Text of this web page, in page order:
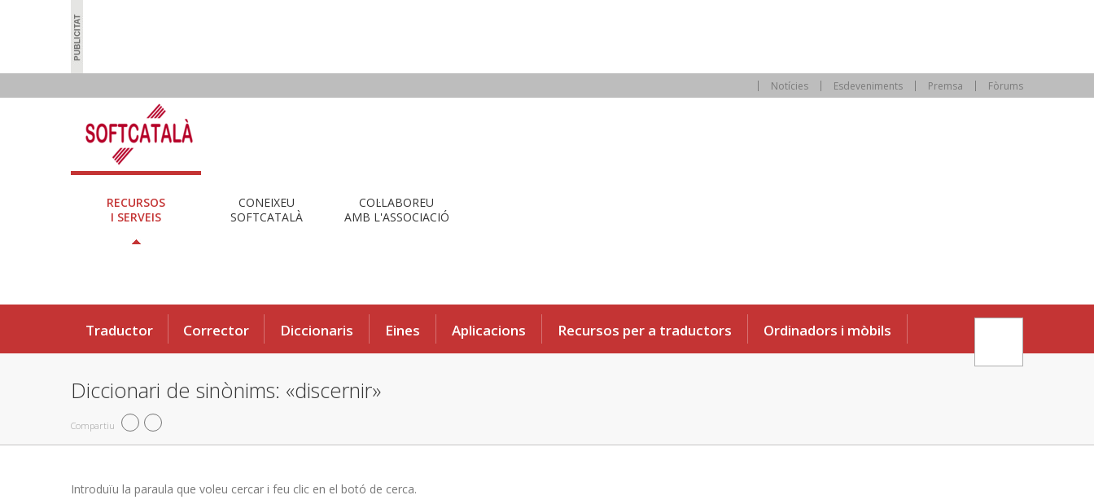
Notícies Esdeveniments Premsa Fòrums
RECURSOS
I SERVEIS
CONEIXEU
SOFTCATALÀ
COL·LABOREU
AMB L'ASSOCIACIÓ
Traductor Corrector Diccionaris Eines Aplicacions Recursos per a traductors Ordinadors i mòbils
Diccionari de sinònims: «discernir»
Compartiu
Introduïu la paraula que voleu cercar i feu clic en el botó de cerca.